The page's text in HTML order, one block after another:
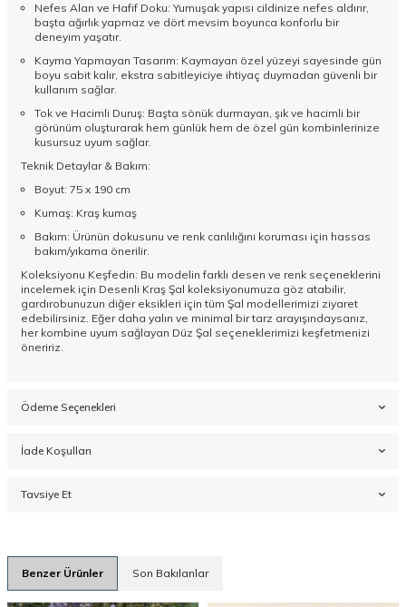
Nefes Alan ve Hafif Doku: Yumuşak yapısı cildinize nefes aldırır,
başta ağırlık yapmaz ve dört mevsim boyunca konforlu bir
deneyim yaşatır.
Kayma Yapmayan Tasarım: Kaymayan özel yüzeyi sayesinde gün
boyu sabit kalır, ekstra sabitleyiciye ihtiyaç duymadan güvenli bir
kullanım sağlar.
Tok ve Hacimli Duruş: Başta sönük durmayan, şık ve hacimli bir
görünüm oluşturarak hem günlük hem de özel gün kombinlerinize
kusursuz uyum sağlar.
Teknik Detaylar & Bakım:
Boyut: 75 x 190 cm
Kumaş: Kraş kumaş
Bakım: Ürünün dokusunu ve renk canlılığını koruması için hassas
bakım/yıkama önerilir.
Koleksiyonu Keşfedin: Bu modelin farklı desen ve renk seçeneklerini
incelemek için Desenli Kraş Şal koleksiyonumuza göz atabilir,
gardırobunuzun diğer eksikleri için tüm Şal modellerimizi ziyaret
edebilirsiniz. Eğer daha yalın ve minimal bir tarz arayışındaysanız,
her kombine uyum sağlayan Düz Şal seçeneklerimizi keşfetmenizi
öneririz.
Ödeme Seçenekleri
İade Koşulları
Tavsiye Et
Benzer Ürünler Son Bakılanlar